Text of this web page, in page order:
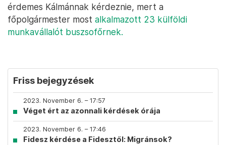
érdemes Kálmánnak kérdeznie, mert a
főpolgármester most alkalmazott 23 külföldi
munkavállalót buszsofőrnek.
Friss bejegyzések
2023. November 6. – 17:57
Véget ért az azonnali kérdések órája
2023. November 6. – 17:46
Fidesz kérdése a Fidesztől: Migránsok?